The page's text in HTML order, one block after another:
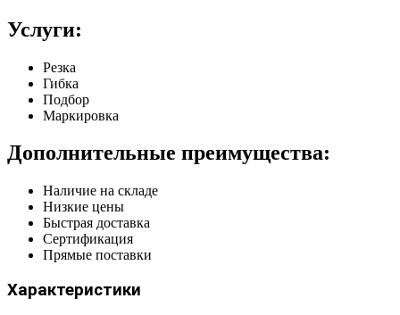
Услуги:
Резка
Гибка
Подбор
Маркировка
Дополнительные преимущества:
Наличие на складе
Низкие цены
Быстрая доставка
Сертификация
Прямые поставки
Характеристики